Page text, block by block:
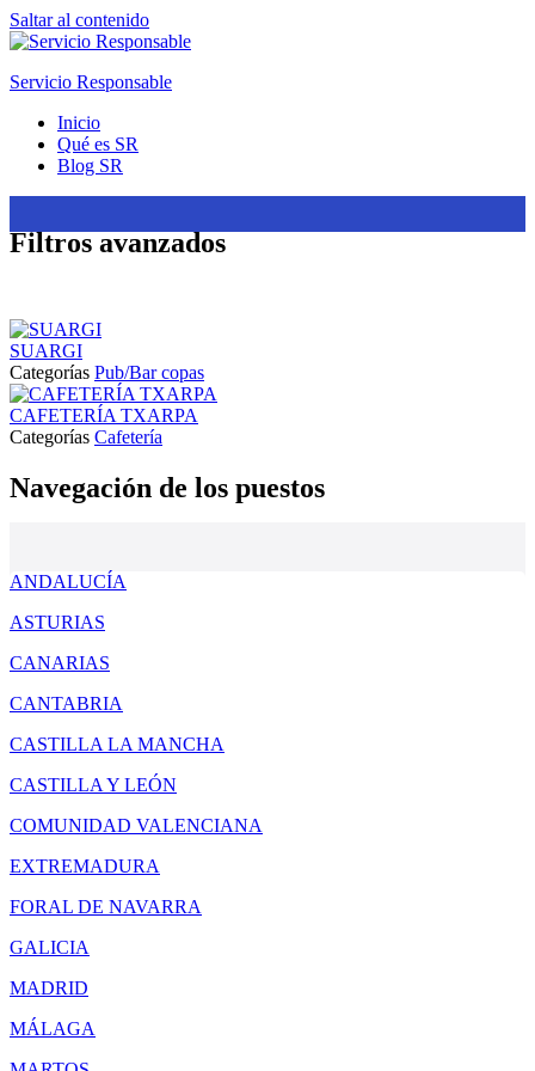
Saltar al contenido
Servicio Responsable
Inicio
Qué es SR
Blog SR
Filtros avanzados
SUARGI
Categorías Pub/Bar copas
CAFETERÍA TXARPA
Categorías Cafetería
Navegación de los puestos
ANDALUCÍA
ASTURIAS
CANARIAS
CANTABRIA
CASTILLA LA MANCHA
CASTILLA Y LEÓN
COMUNIDAD VALENCIANA
EXTREMADURA
FORAL DE NAVARRA
GALICIA
MADRID
MÁLAGA